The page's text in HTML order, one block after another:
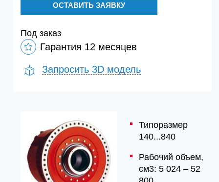
ОСТАВИТЬ ЗАЯВКУ
Под заказ
Гарантия 12 месяцев
Запросить 3D модель
Типоразмер
140...840
Рабочий объем,
см3: 5 024 – 52